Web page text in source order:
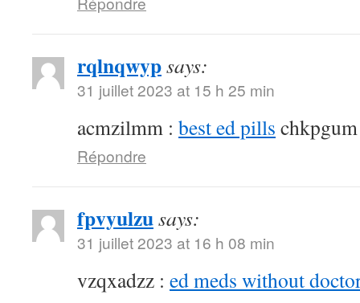
rqlnqwypsays:
31 juillet 2023 at 15 h 25 min
acmzilmm : best ed pills chkpgum
Répondre
fpvyulzusays:
31 juillet 2023 at 16 h 08 min
vzqxadzz : ed meds without